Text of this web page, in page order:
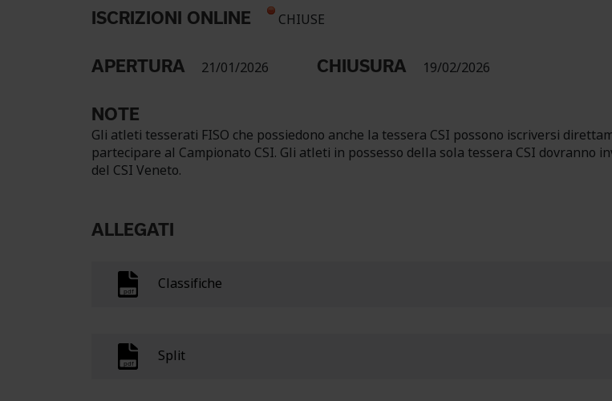
ISCRIZIONI ONLINE CHIUSE
APERTURA 21/01/2026 CHIUSURA 19/02/2026
NOTE
Gli atleti tesserati FISO che possiedono anche la tessera CSI possono iscriversi
partecipare al Campionato CSI. Gli atleti in possesso della sola tessera CSI
del CSI Veneto.
ALLEGATI
Classifiche
Split